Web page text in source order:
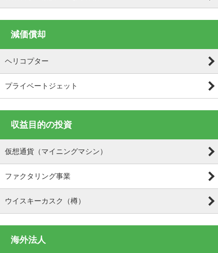
減価償却
ヘリコプター
プライベートジェット
収益目的の投資
仮想通貨（マイニングマシン）
ファクタリング事業
ウイスキーカスク（樽）
海外法人